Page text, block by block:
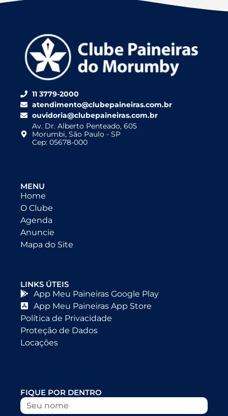
11 3779-2000
atendimento@clubepaineiras.com.br
ouvidoria@clubepaineiras.com.br
Av. Dr. Alberto Penteado, 605
Morumbi, São Paulo - SP
Cep: 05678-000
MENU
Home
O Clube
Agenda
Anuncie
Mapa do Site
LINKS ÚTEIS
App Meu Paineiras Google Play
App Meu Paineiras App Store
Política de Privacidade
Proteção de Dados
Locações
FIQUE POR DENTRO